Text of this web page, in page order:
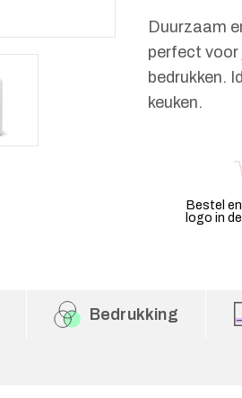
Duurzaam
perfect voor
bedrukken.
keuken.
Bestel
logo in
Bedrukking